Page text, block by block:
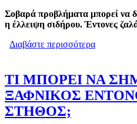
Σοβαρά προβλήματα μπορεί να
η έλλειψη σιδήρου. Έντονες
Διαβάστε περισσότερα
ΤΙ ΜΠΟΡΕΙ ΝΑ
ΞΑΦΝΙΚΟΣ
ΣΤΗΘΟΣ;